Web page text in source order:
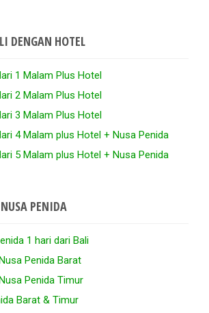
DENGAN HOTEL
1 Malam Plus Hotel
2 Malam Plus Hotel
3 Malam Plus Hotel
4 Malam plus Hotel + Nusa Penida
5 Malam plus Hotel + Nusa Penida
PENIDA
1 hari dari Bali
Penida Barat
Penida Timur
Barat & Timur